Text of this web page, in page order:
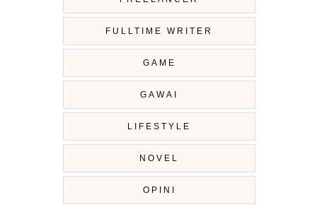
FULLTIME WRITER
GAME
GAWAI
LIFESTYLE
NOVEL
OPINI